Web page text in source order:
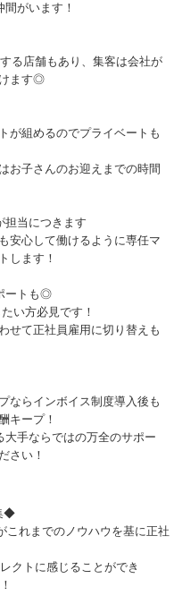
がいます！
る店舗もあり、集客は会社が
ます◎
が組めるのでプライベートも
お子さんのお迎えまでの時間
担当につきます
安心して働けるように専任マ
します！
ートも◎
い方必見です！
せて正社員雇用に切り替えも
ならインボイス制度導入後も
キープ！
大手ならではの万全のサポー
さい！
◆
これまでのノウハウを基に正社
クトに感じることができ